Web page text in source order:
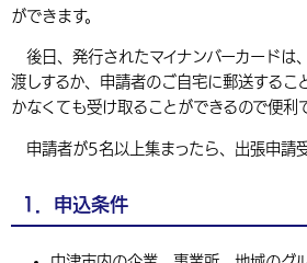
中国語（繁体字）
組織案内
環境・衛生
選挙 外国人
都市整備
手当・助成
相談・支援・情報 計画・
観光なび
遊ぶ・体験する グル
買う・おみやげ 四季の
移住・定住
市政情報
中津市について 市役
地方創生・地域活性化 広報・
行政・計画
ができます。
後日、発行されたマイナンバーカードは
渡しするか、申請者のご自宅に郵送するこ
かなくても受け取ることができるので便利で
申請者が5名以上集まったら、出張申請
1．申込条件